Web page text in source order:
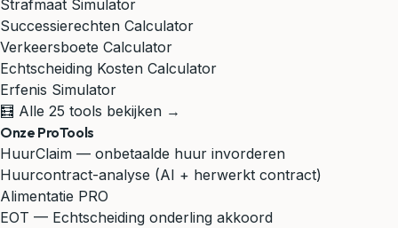
Strafmaat Simulator
Successierechten Calculator
Verkeersboete Calculator
Echtscheiding Kosten Calculator
Erfenis Simulator
🧮 Alle 25 tools bekijken →
Onze ProTools
HuurClaim — onbetaalde huur invorderen
Huurcontract-analyse (AI + herwerkt contract)
Alimentatie PRO
EOT — Echtscheiding onderling akkoord